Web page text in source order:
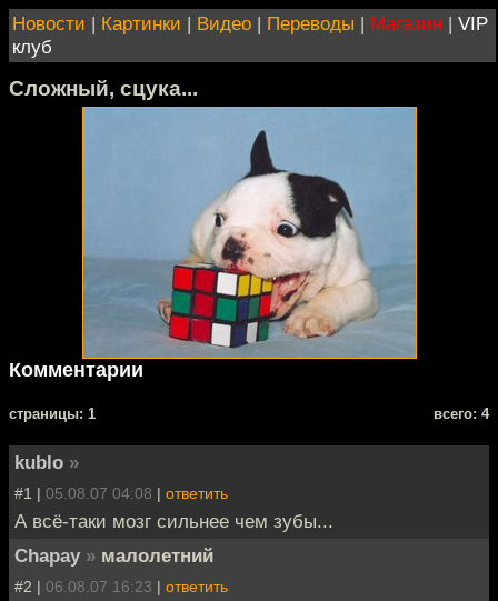
Новости | Картинки | Видео | Переводы | Магазин | VIP
клуб
Сложный, сцука...
Комментарии
cтраницы: 1 всего: 4
kublo »
#1 | 05.08.07 04:08 | ответить
А всё-таки мозг сильнее чем зубы...
Chapay » малолетний
#2 | 06.08.07 16:23 | ответить